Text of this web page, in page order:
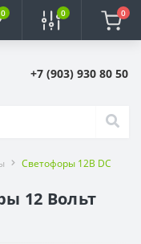
0 0 0
+7 (903) 930 80 50
Светофоры 12В DC
12 Вольт